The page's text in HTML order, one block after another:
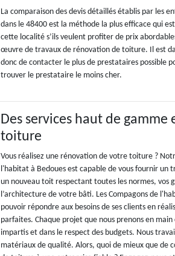
La comparaison des devis détaillés établis par les
dans le 48400 est la méthode la plus efficace qui
cette localité s’ils veulent profiter de prix
œuvre de travaux de rénovation de toiture. Il est
donc de contacter le plus de prestataires possible
trouver le prestataire le moins cher.
Des services haut de
toiture
Vous réalisez une rénovation de votre toiture ?
l'habitat à Bedoues est capable de vous fournir un
un nouveau toit respectant toutes les normes, vos
l’architecture de votre bâti. Les Compagons de
pouvoir répondre aux besoins de ses clients en
parfaites. Chaque projet que nous prenons en main
impartis et dans le respect des budgets. Nous
matériaux de qualité. Alors, quoi de mieux que de